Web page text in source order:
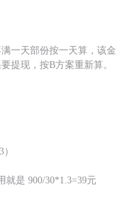
一天部份按一天算，该金
提现，按B方案重新算。
就是 900/30*1.3=39元